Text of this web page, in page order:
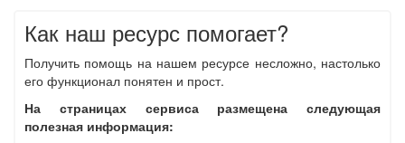
Как наш ресурс помогает?
Получить помощь на нашем ресурсе несложно, настолько
его функционал понятен и прост.
На страницах сервиса размещена следующая
полезная информация: